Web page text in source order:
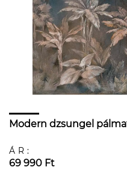
Modern dzsungel
ÁR:
69 990 Ft